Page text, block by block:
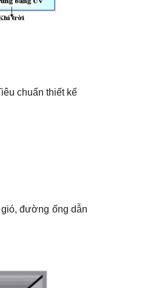
chuẩn thiết kế
đường ống dẫn